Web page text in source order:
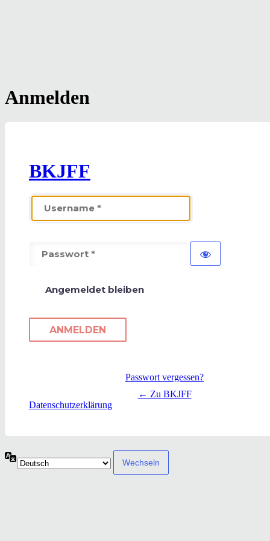
Anmelden
BKJFF
Angemeldet bleiben
Passwort vergessen?
← Zu BKJFF
Datenschutzerklärung